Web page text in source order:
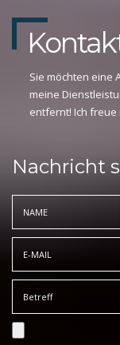
Sie möchten eine
meine
entfernt! Ich freue
Nachricht